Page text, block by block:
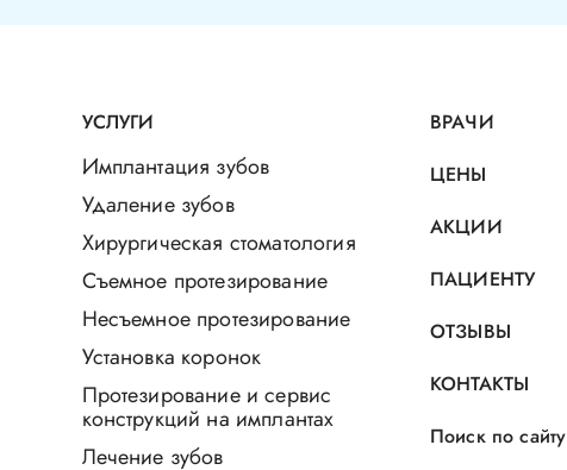
УСЛУГИ
Имплантация зубов
Удаление зубов
Хирургическая стоматология
Съемное протезирование
Несъемное протезирование
Установка коронок
Протезирование и сервис
конструкций на имплантах
Лечение зубов
ВРАЧИ
ЦЕНЫ
АКЦИИ
ПАЦИЕНТУ
ОТЗЫВЫ
КОНТАКТЫ
Поиск по сайту